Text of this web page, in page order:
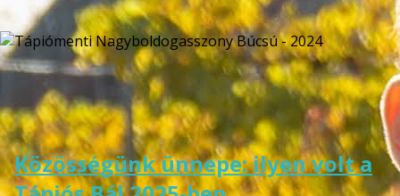
Közösségünk ünnepe: ilyen volt a